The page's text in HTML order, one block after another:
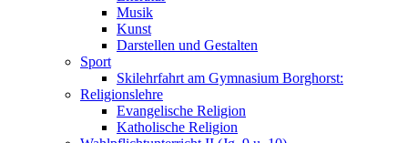
Musik
Kunst
Darstellen und Gestalten
Sport
Skilehrfahrt am Gymnasium Borghorst:
Religionslehre
Evangelische Religion
Katholische Religion